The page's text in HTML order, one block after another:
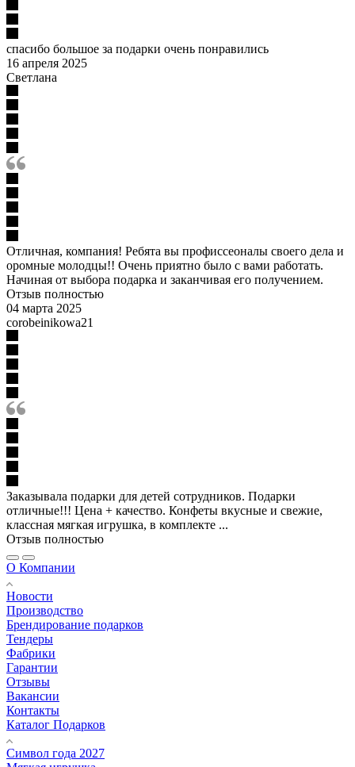
спасибо большое за подарки очень понравились
16 апреля 2025
Светлана
Отличная, компания! Ребята вы профиссеоналы своего дела и
оромные молодцы!! Очень приятно было с вами работать.
Начиная от выбора подарка и заканчивая его получением.
Отзыв полностью
04 марта 2025
corobeinikowa21
Заказывала подарки для детей сотрудников. Подарки
отличные!!! Цена + качество. Конфеты вкусные и свежие,
классная мягкая игрушка, в комплекте ...
Отзыв полностью
О Компании
Новости
Производство
Брендирование подарков
Тендеры
Фабрики
Гарантии
Отзывы
Вакансии
Контакты
Каталог Подарков
Символ года 2027